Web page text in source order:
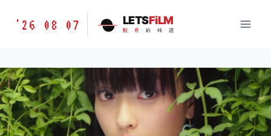
胶
味
道
LETSFILM
'26 08 07 LETSFiLM
胶 片 的 味 道